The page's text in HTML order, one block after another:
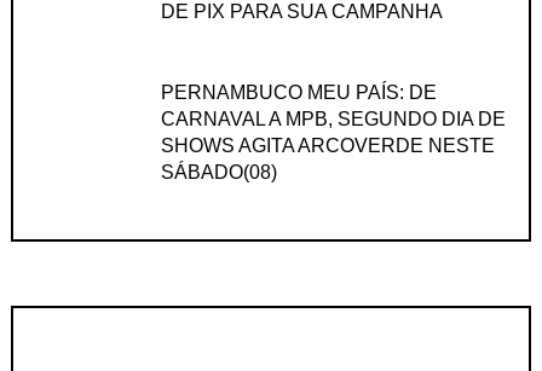
DE PIX PARA SUA CAMPANHA
PERNAMBUCO MEU PAÍS: DE
CARNAVAL A MPB, SEGUNDO DIA DE
SHOWS AGITA ARCOVERDE NESTE
SÁBADO(08)